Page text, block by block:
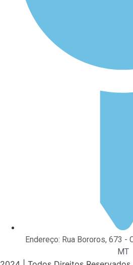
Endereço: Rua Bororos, 673 -
MT